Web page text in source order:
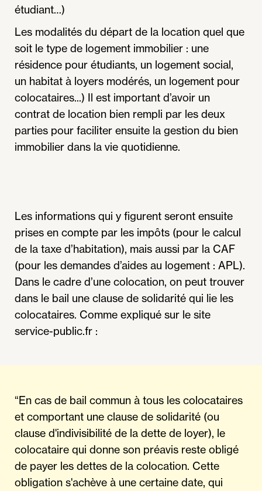
étudiant…)
Les modalités du départ de la location quel que
soit le type de logement immobilier : une
résidence pour étudiants, un logement social,
un habitat à loyers modérés, un logement pour
colocataires...) Il est important d’avoir un
contrat de location bien rempli par les deux
parties pour faciliter ensuite la gestion du bien
immobilier dans la vie quotidienne.
Les informations qui y figurent seront ensuite
prises en compte par les impôts (pour le calcul
de la taxe d’habitation), mais aussi par la CAF
(pour les demandes d’aides au logement : APL).
Dans le cadre d’une colocation, on peut trouver
dans le bail une clause de solidarité qui lie les
colocataires. Comme expliqué sur le site
service-public.fr :
“En cas de bail commun à tous les colocataires
et comportant une clause de solidarité (ou
clause d'indivisibilité de la dette de loyer), le
colocataire qui donne son préavis reste obligé
de payer les dettes de la colocation. Cette
obligation s'achève à une certaine date, qui